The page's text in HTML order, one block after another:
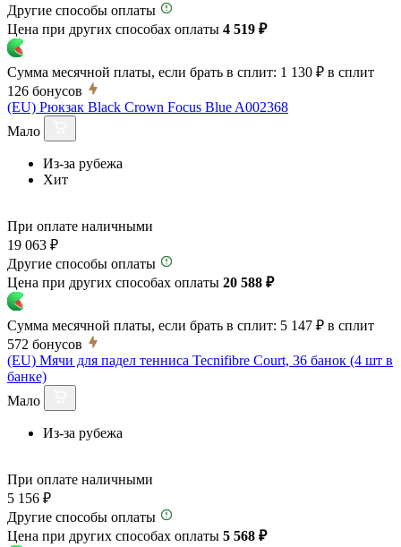
Другие способы оплаты
Цена при других способах оплаты 4 519 ₽
Сумма месячной платы, если брать в сплит: 1 130 ₽ в сплит
126 бонусов
(EU) Рюкзак Black Crown Focus Blue A002368
Мало
Из-за рубежа
Хит
При оплате наличными
19 063 ₽
Другие способы оплаты
Цена при других способах оплаты 20 588 ₽
Сумма месячной платы, если брать в сплит: 5 147 ₽ в сплит
572 бонусов
(EU) Мячи для падел тенниса Tecnifibre Court, 36 банок (4 шт в
банке)
Мало
Из-за рубежа
При оплате наличными
5 156 ₽
Другие способы оплаты
Цена при других способах оплаты 5 568 ₽